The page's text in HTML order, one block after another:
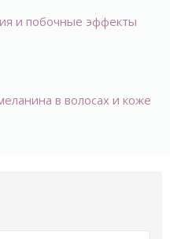
и побочные эффекты
в волосах и коже